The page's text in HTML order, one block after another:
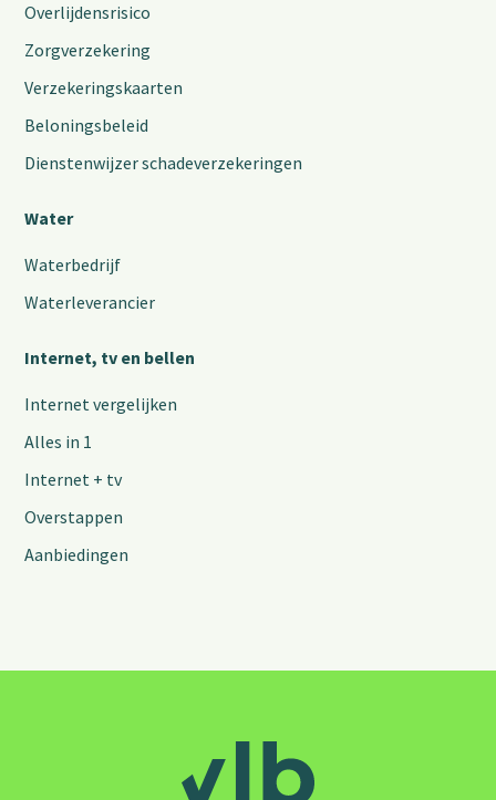
Overlijdensrisico
Zorgverzekering
Verzekeringskaarten
Beloningsbeleid
Dienstenwijzer schadeverzekeringen
Water
Waterbedrijf
Waterleverancier
Internet, tv en bellen
Internet vergelijken
Alles in 1
Internet + tv
Overstappen
Aanbiedingen